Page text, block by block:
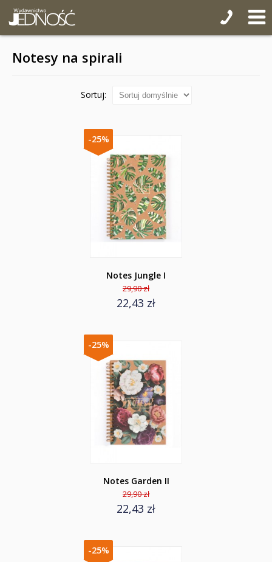
Notesy na spirali
Sortuj:
-25%
Notes Jungle I
29,90 zł
22,43 zł
-25%
Notes Garden II
29,90 zł
22,43 zł
-25%